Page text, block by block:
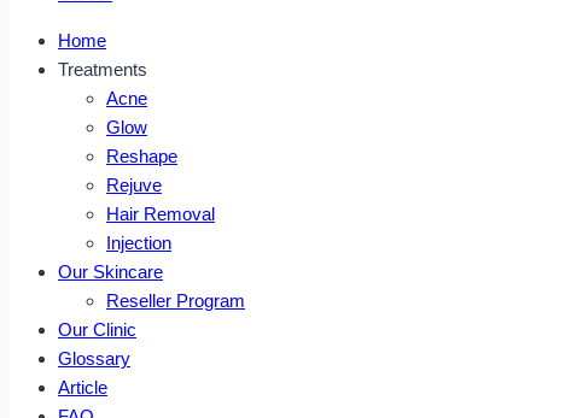
Home
Treatments
Acne
Glow
Reshape
Rejuve
Hair Removal
Injection
Our Skincare
Reseller Program
Our Clinic
Glossary
Article